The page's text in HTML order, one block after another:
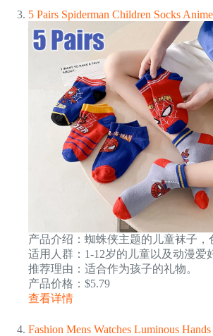
5 Pairs Spiderman Children Socks
产品介绍：蜘蛛侠主题的儿童袜子，
适用人群：1-12岁的儿童以及动漫爱
推荐理由：适合作为孩子的礼物。
产品价格：$5.79
查看详情
Fashion Mens Watches Luminous